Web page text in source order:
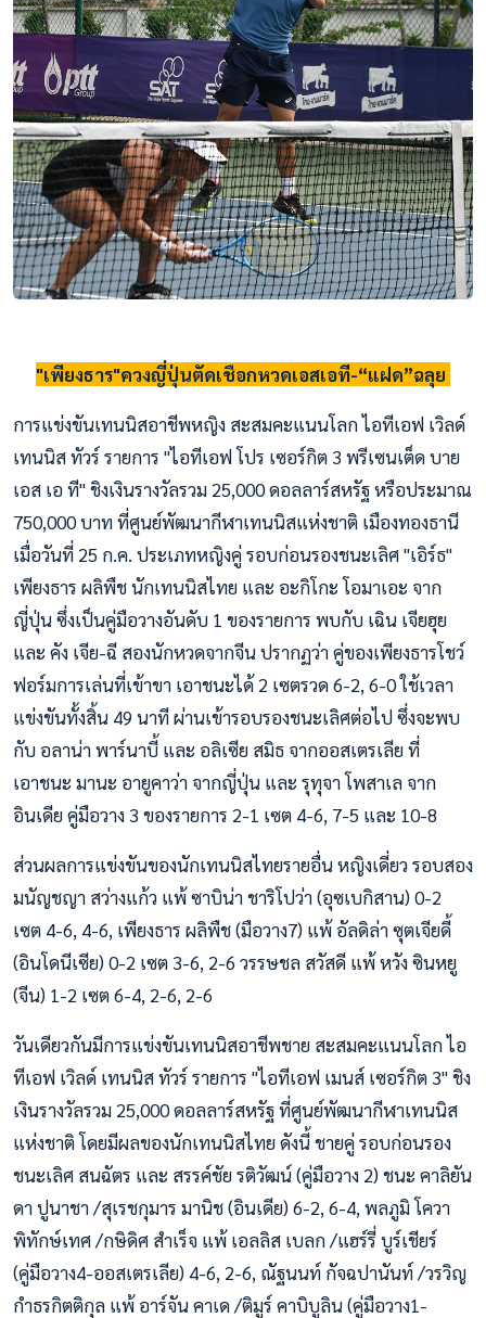
"เพียงธาร"ควงญี่ปุ่นตัดเชือกหวดเอสเอที-“แฝด”ฉลุย
การแข่งขันเทนนิสอาชีพหญิง สะสมคะแนนโลก ไอทีเอฟ เวิลด์
เทนนิส ทัวร์ รายการ "ไอทีเอฟ โปร เซอร์กิต 3 พรีเซนเต็ด บาย
เอส เอ ที" ชิงเงินรางวัลรวม 25,000 ดอลลาร์สหรัฐ หรือประมาณ
750,000 บาท ที่ศูนย์พัฒนากีฬาเทนนิสแห่งชาติ เมืองทองธานี
เมื่อวันที่ 25 ก.ค. ประเภทหญิงคู่ รอบก่อนรองชนะเลิศ "เอิร์ธ"
เพียงธาร ผลิพืช นักเทนนิสไทย และ อะกิโกะ โอมาเอะ จาก
ญี่ปุ่น ซึ่งเป็นคู่มือวางอันดับ 1 ของรายการ พบกับ เฉิน เจียฮุย
และ คัง เจีย-ฉี สองนักหวดจากจีน ปรากฏว่า คู่ของเพียงธารโชว์
ฟอร์มการเล่นที่เข้าขา เอาชนะได้ 2 เซตรวด 6-2, 6-0 ใช้เวลา
แข่งขันทั้งสิ้น 49 นาที ผ่านเข้ารอบรองชนะเลิศต่อไป ซึ่งจะพบ
กับ อลาน่า พาร์นาบี้ และ อลิเซีย สมิธ จากออสเตรเลีย ที่
เอาชนะ มานะ อายูคาว่า จากญี่ปุ่น และ รุทุจา โพสาเล จาก
อินเดีย คู่มือวาง 3 ของรายการ 2-1 เซต 4-6, 7-5 และ 10-8
ส่วนผลการแข่งขันของนักเทนนิสไทยรายอื่น หญิงเดี่ยว รอบสอง
มนัญชญา สว่างแก้ว แพ้ ซาบิน่า ชาริโปว่า (อุซเบกิสาน) 0-2
เซต 4-6, 4-6, เพียงธาร ผลิพืช (มือวาง7) แพ้ อัลดิล่า ซุตเจียดี้
(อินโดนีเซีย) 0-2 เซต 3-6, 2-6 วรรษชล สวัสดี แพ้ หวัง ซินหยู
(จีน) 1-2 เซต 6-4, 2-6, 2-6
วันเดียวกันมีการแข่งขันเทนนิสอาชีพชาย สะสมคะแนนโลก ไอ
ทีเอฟ เวิลด์ เทนนิส ทัวร์ รายการ "ไอทีเอฟ เมนส์ เซอร์กิต 3" ชิง
เงินรางวัลรวม 25,000 ดอลลาร์สหรัฐ ที่ศูนย์พัฒนากีฬาเทนนิส
แห่งชาติ โดยมีผลของนักเทนนิสไทย ดังนี้ ชายคู่ รอบก่อนรอง
ชนะเลิศ สนฉัตร และ สรรค์ชัย รติวัฒน์ (คู่มือวาง 2) ชนะ คาลิยัน
ดา ปูนาชา /สุเรชกุมาร มานิช (อินเดีย) 6-2, 6-4, พลภูมิ โควา
พิทักษ์เทศ /กษิดิศ สำเร็จ แพ้ เอลลิส เบลก /แฮร์รี่ บูร์เชียร์
(คู่มือวาง4-ออสเตรเลีย) 4-6, 2-6, ณัฐนนท์ กัจฉปานันท์ /วรวิญ
กำธรกิตติกุล แพ้ อาร์จัน คาเด /ติมูร์ คาบิบูลิน (คู่มือวาง1-